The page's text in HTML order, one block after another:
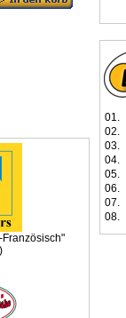
01.
02.
03.
04.
05.
06.
07.
08.